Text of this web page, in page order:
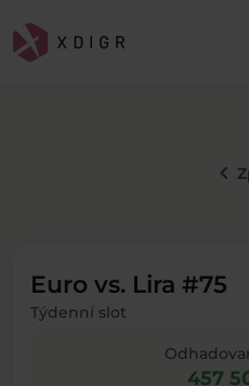
keyboard_arrow_left
Euro vs. Lira #75
Týdenní slot
457